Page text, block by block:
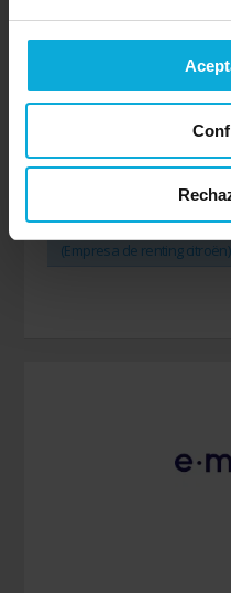
Avenida Rey Juan
Conduce tu Peugeot o
referencia en el sector.
(Empresa de renting citroën)